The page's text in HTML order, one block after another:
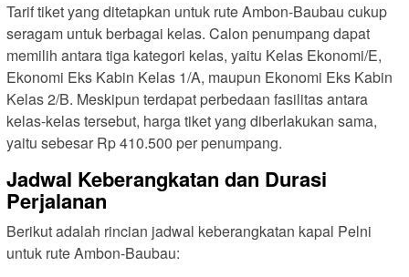
Tarif tiket yang ditetapkan untuk rute Ambon-Baubau cukup
seragam untuk berbagai kelas. Calon penumpang dapat
memilih antara tiga kategori kelas, yaitu Kelas Ekonomi/E,
Ekonomi Eks Kabin Kelas 1/A, maupun Ekonomi Eks Kabin
Kelas 2/B. Meskipun terdapat perbedaan fasilitas antara
kelas-kelas tersebut, harga tiket yang diberlakukan sama,
yaitu sebesar Rp 410.500 per penumpang.
Jadwal Keberangkatan dan Durasi
Perjalanan
Berikut adalah rincian jadwal keberangkatan kapal Pelni
untuk rute Ambon-Baubau: